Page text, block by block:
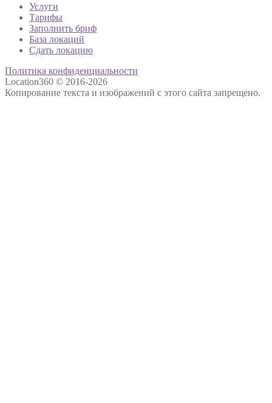
Услуги
Тарифы
Заполнить бриф
База локаций
Сдать локацию
Политика конфиденциальности
Location360 © 2016-2026
Копирование текста и изображений с этого сайта запрещено.